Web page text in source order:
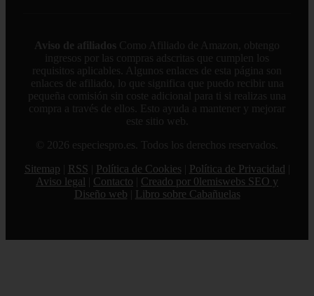
Aviso de afiliados Como Afiliado de Amazon, obtengo
ingresos por las compras adscritas que cumplen los
requisitos aplicables. Algunos enlaces de esta página son
enlaces de afiliado, lo que significa que puedo recibir una
pequeña comisión sin coste adicional para ti si realizas una
compra a través de ellos. Esto ayuda a mantener y mejorar
este sitio web.
© 2026 especiespro.es. Todos los derechos reservados.
Sitemap
RSS Política de Cookies Política de Privacidad
Aviso legal
Contacto
Creado por 0lemiswebs SEO y
Diseño web
Libro sobre Cabañuelas